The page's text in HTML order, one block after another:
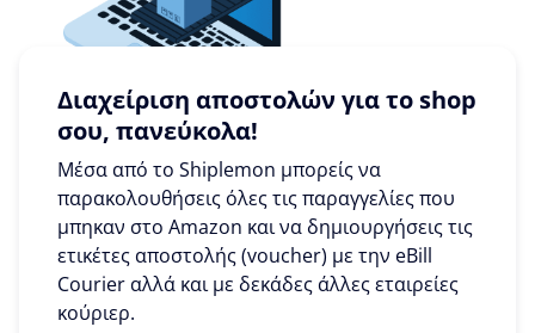
Διαχείριση αποστολών για το shop
σου, πανεύκολα!
Μέσα από το Shiplemon μπορείς να
παρακολουθήσεις όλες τις παραγγελίες που
μπηκαν στο Amazon και να δημιουργήσεις τις
ετικέτες αποστολής (voucher) με την eBill
Courier αλλά και με δεκάδες άλλες εταιρείες
κούριερ.